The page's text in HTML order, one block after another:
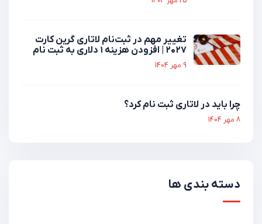
تغییر مهم در ثبت‌نام لاتاری گرین کارت
۲۰۲۷ | افزودن هزینه ۱ دلاری به ثبت نام
9 مهر 1404
چرا باید در لاتاری ثبت نام کرد؟
8 مهر 1404
دسته بندی ها